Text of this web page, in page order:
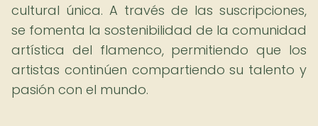
cultural única. A través de las suscripciones,
se fomenta la sostenibilidad de la comunidad
artística del flamenco, permitiendo que los
artistas continúen compartiendo su talento y
pasión con el mundo.